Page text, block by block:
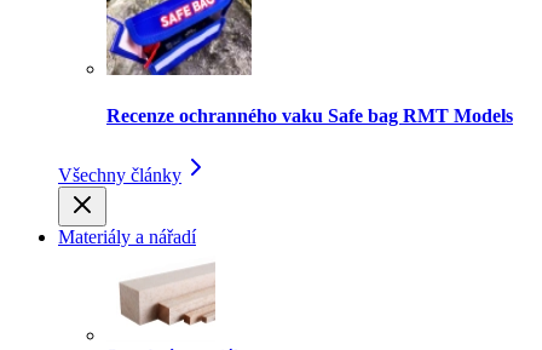
Recenze ochranného vaku Safe bag RMT Models
Všechny články
Materiály a nářadí